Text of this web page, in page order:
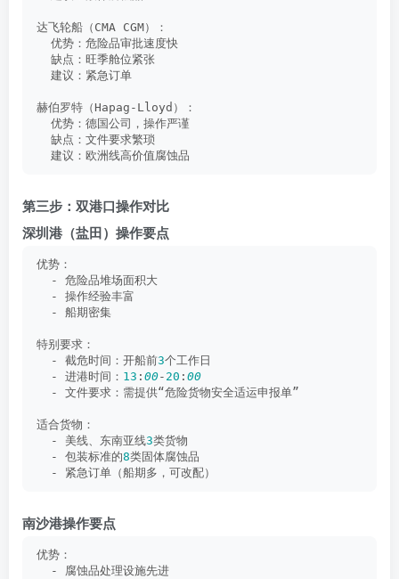
达飞轮船（CMA CGM）：
  优势：危险品审批速度快
  缺点：旺季舱位紧张
  建议：紧急订单
赫伯罗特（Hapag-Lloyd）：
  优势：德国公司，操作严谨
  缺点：文件要求繁琐
  建议：欧洲线高价值腐蚀品
第三步：双港口操作对比
深圳港（盐田）操作要点
优势：
  - 危险品堆场面积大
  - 操作经验丰富
  - 船期密集
特别要求：
  - 截危时间：开船前
3个工作日
  - 进港时间：
13 : 00- 20 : 00
  - 文件要求：需提供“危险货物安全适运申报单”
适合货物：
  - 美线、东南亚线
3类货物
  - 包装标准的
8类固体腐蚀品
  - 紧急订单（船期多，可改配）
南沙港操作要点
优势：
  - 腐蚀品处理设施先进